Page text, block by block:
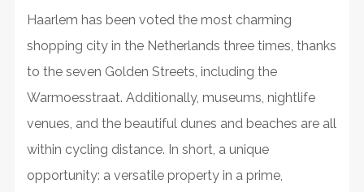
Haarlem has been voted the most charming
shopping city in the Netherlands three times, thanks
to the seven Golden Streets, including the
Warmoesstraat. Additionally, museums, nightlife
venues, and the beautiful dunes and beaches are all
within cycling distance. In short, a unique
opportunity: a versatile property in a prime,